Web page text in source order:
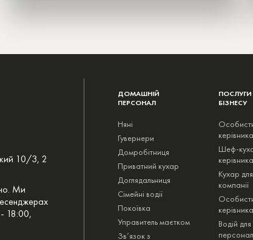
10/3, 2
Ми
18:00,
ДОМАШНІЙ
ПЕРСОНАЛ
Няні
Гувернери
Домробітниця
Приватний кухар
Доглядальниця
Сімейні водії
Покоївка
Управитель маєтком
Зв’язок з
БІЗНЕСУ
керівника
Шеф-
Кухар
компанії
керівника
Водій